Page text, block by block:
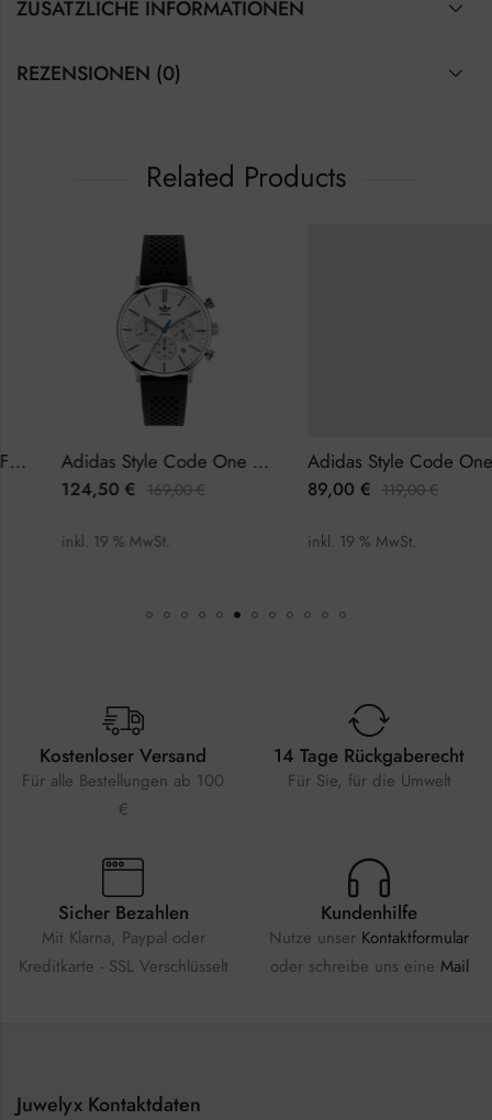
ZUSÄTZLICHE INFORMATIONEN
REZENSIONEN (0)
Related Products
Adidas Style Code One Chrono AOSY22014 Herrenuhr Chronograph
124,50€ 169,00€
inkl. 19 % MwSt.
Adidas Style Code One AOSY22025 Damenuhr
89,00€ 119,00€
inkl. 19 % MwSt.
Kostenloser Versand
Für alle Bestellungen ab 100
€
14 Tage Rückgaberecht
Für Sie, für die Umwelt
Sicher Bezahlen
Mit Klarna, Paypal oder
Kreditkarte - SSL Verschlüsselt
Kundenhilfe
Nutze unser Kontaktformular
oder schreibe uns eine Mail
Juwelyx Kontaktdaten